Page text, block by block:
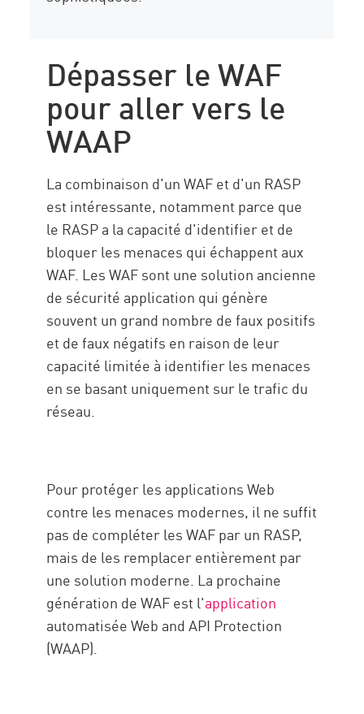
Dépasser le WAF
pour aller vers le
WAAP
La combinaison d'un WAF et d'un RASP
est intéressante, notamment parce que
le RASP a la capacité d'identifier et de
bloquer les menaces qui échappent aux
WAF. Les WAF sont une solution ancienne
de sécurité application qui génère
souvent un grand nombre de faux positifs
et de faux négatifs en raison de leur
capacité limitée à identifier les menaces
en se basant uniquement sur le trafic du
réseau.
Pour protéger les applications Web
contre les menaces modernes, il ne suffit
pas de compléter les WAF par un RASP,
mais de les remplacer entièrement par
une solution moderne. La prochaine
génération de WAF est l'application
automatisée Web and API Protection
(WAAP).